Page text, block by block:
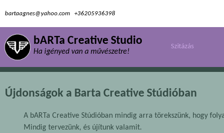
bartaagnes@yahoo.com +36205936398
bARTa Creative Studio
Ha igényed van a művészetre!
Szitázás
Újdonságok a Barta Creative Stúdióban
A bARTa Creative Stúdióban mindig arra törekszünk, hogy
Mindig tervezünk, és újítunk valamit.